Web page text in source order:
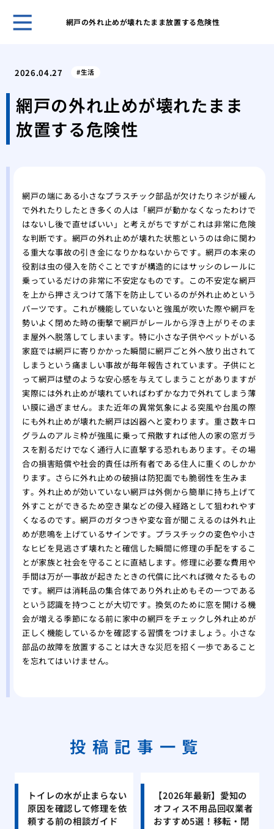
網戸の外れ止めが壊れたまま放置する危険性
が
後
フ
マ
く
2026.04.27 生活
網戸の外れ止めが壊れたまま
放置する危険性
網戸の端にある小さなプラスチック部品が欠けたりネジが緩ん
で外れたりしたとき多くの人は「網戸が動かなくなったわけで
はないし後で直せばいい」と考えがちですがこれは非常に危険
な判断です。網戸の外れ止めが壊れた状態というのは命に関わ
る重大な事故の引き金になりかねないからです。網戸の本来の
役割は虫の侵入を防ぐことですが構造的にはサッシのレールに
乗っているだけの非常に不安定なものです。この不安定な網戸
を上から押さえつけて落下を防止しているのが外れ止めという
パーツです。これが機能していないと強風が吹いた際や網戸を
勢いよく閉めた時の衝撃で網戸がレールから浮き上がりそのま
ま屋外へ脱落してしまいます。特に小さな子供やペットがいる
家庭では網戸に寄りかかった瞬間に網戸ごと外へ放り出されて
しまうという痛ましい事故が毎年報告されています。子供にと
って網戸は壁のような安心感を与えてしまうことがありますが
実際には外れ止めが壊れていればわずかな力で外れてしまう薄
い膜に過ぎません。また近年の異常気象による突風や台風の際
にも外れ止めが壊れた網戸は凶器へと変わります。重さ数キロ
グラムのアルミ枠が強風に乗って飛散すれば他人の家の窓ガラ
スを割るだけでなく通行人に直撃する恐れもあります。その場
合の損害賠償や社会的責任は所有者である住人に重くのしかか
ります。さらに外れ止めの破損は防犯面でも脆弱性を生みま
す。外れ止めが効いていない網戸は外側から簡単に持ち上げて
外すことができるため空き巣などの侵入経路として狙われやす
くなるのです。網戸のガタつきや変な音が聞こえるのは外れ止
めが悲鳴を上げているサインです。プラスチックの変色や小さ
なヒビを見逃さず壊れたと確信した瞬間に修理の手配をするこ
とが家族と社会を守ることに直結します。修理に必要な費用や
手間は万が一事故が起きたときの代償に比べれば微々たるもの
です。網戸は消耗品の集合体であり外れ止めもその一つである
という認識を持つことが大切です。換気のために窓を開ける機
会が増える季節になる前に家中の網戸をチェックし外れ止めが
正しく機能しているかを確認する習慣をつけましょう。小さな
部品の故障を放置することは大きな災厄を招く一歩であること
を忘れてはいけません。
投稿記事一覧
トイレの水が止まらない
原因を確認して修理を依
頼する前の相談ガイド
【2026年最新】愛知の
オフィス不用品回収業者
おすすめ5選！移転・閉